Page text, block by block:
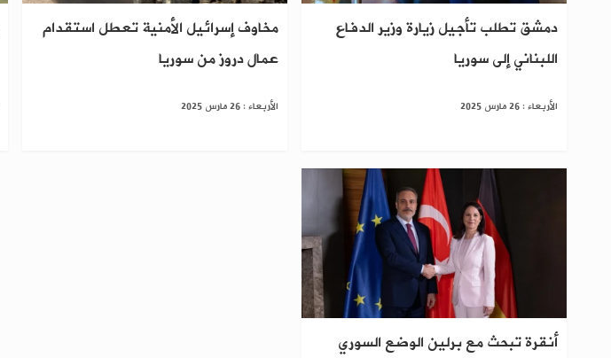
دمشق تطلب تأجيل زيارة وزير الدفاع
اللبناني إلى سوريا
الأربعاء : 26 مارس 2025
مخاوف إسرائيل الأمنية تعطل استقدام
عمال دروز من سوريا
الأربعاء : 26 مارس 2025
أنقرة تبحث مع برلين الوضع السوري